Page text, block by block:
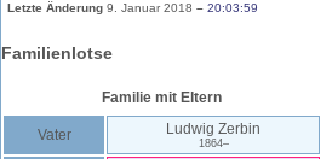
Letzte Änderung 9. Januar 2018 – 20:03:59
Familienlotse
Familie mit Eltern
Vater Ludwig Zerbin
1864–